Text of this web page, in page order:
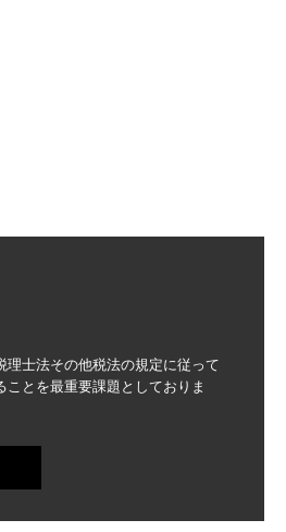
理士法その他税法の規定に従って
ことを最重要課題としておりま